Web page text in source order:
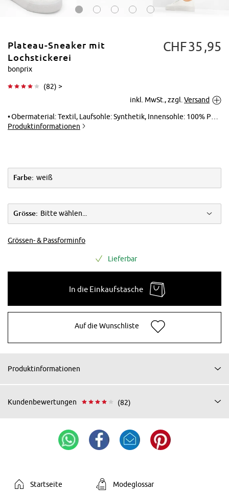
Vergrößern
Plateau-Sneaker mit
Lochstickerei
bonprix
(82) >
CHF35 95
inkl. MwSt., zzgl. Versand
Obermaterial: Textil, Laufsohle: Synthetik, Innensohle: 100% Polyester
Produktinformationen
Farbe: weiß
Grösse: Bitte wählen...
Grössen- & Passforminfo
Lieferbar
In die Einkaufstasche
Auf die Wunschliste
Produktinformationen
Kundenbewertungen (82)
Startseite Modeglossar